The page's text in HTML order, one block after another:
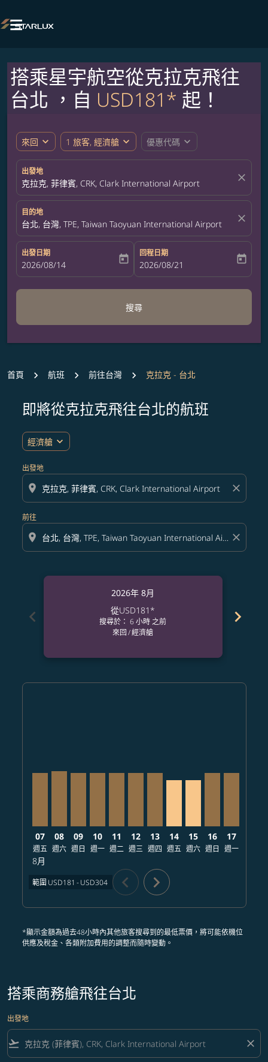

搭乘星宇航空從克拉克飛往
台北 ，自 USD181* 起！
來回 expand_more 1 旅客, 經濟艙 expand_more 優惠代碼 expand_more
出發地
克拉克, 菲律賓, CRK, Clark International Airport close
目的地
台北, 台灣, TPE, Taiwan Taoyuan International Airport close
出發日期
fc-booking-departure-date-aria-label
2026/08/14 today
回程日期
fc-booking-return-date-aria-label
2026/08/21 today
搜尋
首頁 航班 前往台灣 克拉克 - 台北
即將從克拉克飛往台北的航班
經濟艙 expand_more
出發地
location_on close
前往
location_on close
chevron_left
2026年 8月
從USD181*
搜尋於： 6 小時 之前
來回/經濟艙
chevron_right
07
週五
8月
08
週六
09
週日
10
週一
11
週二
12
週三
13
週四
14
週五
15
週六
16
週日
17
週一
範圍 USD181 - USD304 chevron_left chevron_right
*顯示金額為過去48小時內其他旅客搜尋到的最低票價，將可能依機位
供應及稅金、各類附加費用的調整而隨時變動。
搭乘商務艙飛往台北
出發地
flight_takeoff close